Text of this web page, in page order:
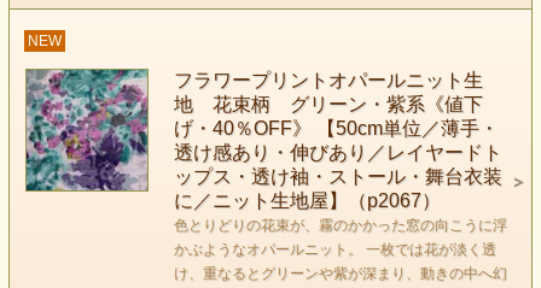
NEW
フラワープリントオパールニット生
地 花束柄 グリーン・紫系《値下
げ・40％OFF》 【50cm単位／薄手・
透け感あり・伸びあり／レイヤードト
ップス・透け袖・ストール・舞台衣装
に／ニット生地屋】（p2067）
色とりどりの花束が、霧のかかった窓の向こうに浮
かぶようなオパールニット。 一枚では花が淡く透
け、重なるとグリーンや紫が深まり、動きの中へ幻